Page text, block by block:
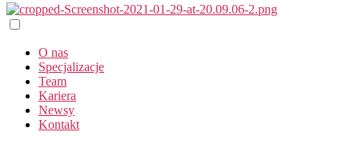
O nas
Specjalizacje
Team
Kariera
Newsy
Kontakt